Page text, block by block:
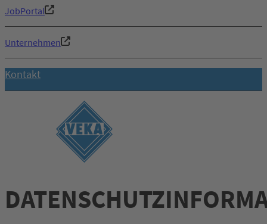
JobPortal
Unternehmen
Kontakt